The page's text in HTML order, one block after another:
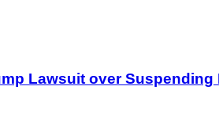
Lawsuit over